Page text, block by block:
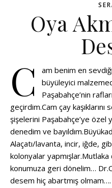
Oya
C
am benim en
büyüleyici
Paşabahçe’nin
geçirdim.Cam çay
şişelerini Paşabahçe’ye özel
denedim ve
Alaçatı/lavanta, incir, iğde,
kolonyalar
konumuza geri dönelim…
desem hiç abartmış olmam….